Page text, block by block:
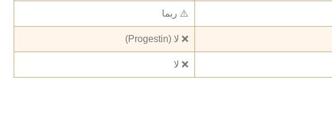
⚠️ ربما
❌ لا (Progestin)
❌ لا